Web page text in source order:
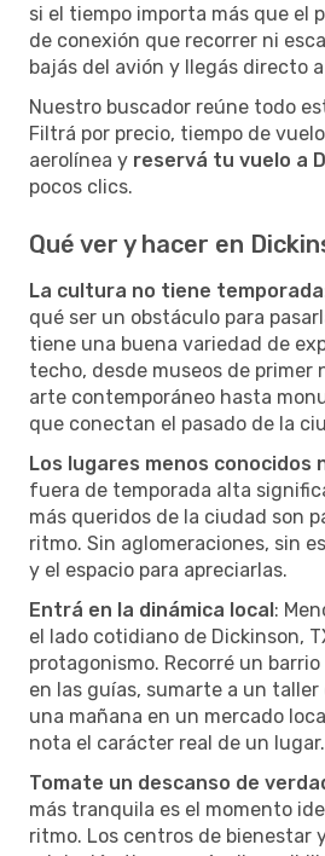
si el tiempo importa más que el
de conexión que recorrer ni
bajás del avión y llegás directo
Nuestro buscador reúne todo
Filtrá por precio, tiempo de
aerolínea y reservá tu vuelo a
pocos clics.
Qué ver y hacer en
La cultura no tiene temporada
qué ser un obstáculo para
tiene una buena variedad de
techo, desde museos de primer
arte contemporáneo hasta
que conectan el pasado de la
Los lugares menos conocidos
fuera de temporada alta
más queridos de la ciudad son
ritmo. Sin aglomeraciones, sin
y el espacio para apreciarlas.
Entrá en la dinámica local:
el lado cotidiano de Dickinson,
protagonismo. Recorré un
en las guías, sumarte a un taller
una mañana en un mercado
nota el carácter real de un lugar.
Tomate un descanso de
más tranquila es el momento
ritmo. Los centros de bienestar